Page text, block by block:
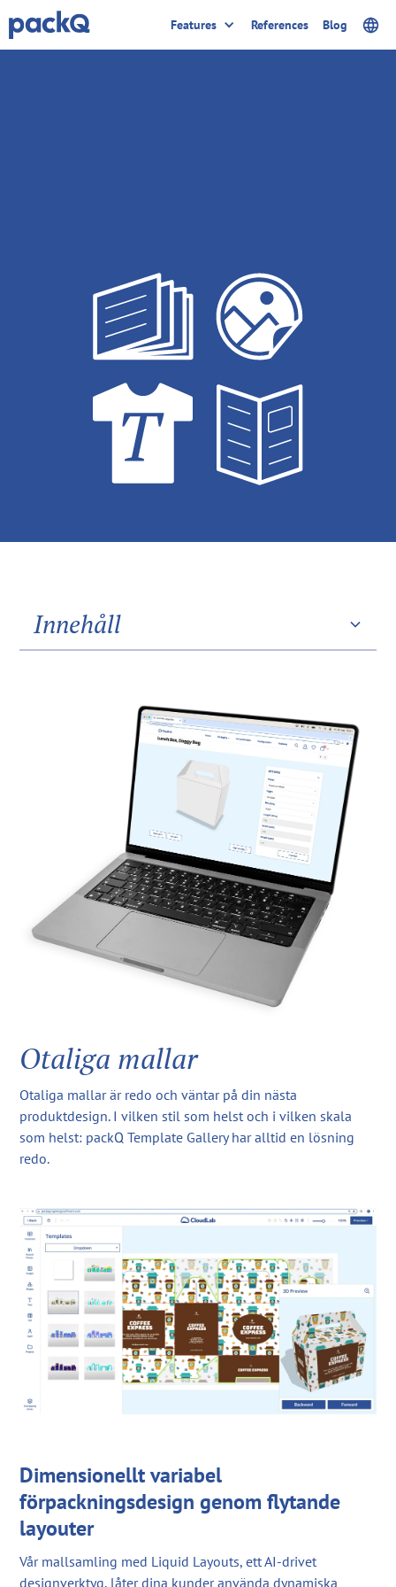
Features References Blog
Innehåll
Otaliga mallar
Otaliga mallar är redo och väntar på din nästa
produktdesign. I vilken stil som helst och i vilken skala
som helst: packQ Template Gallery har alltid en lösning
redo.
Dimensionellt variabel
förpackningsdesign genom flytande
layouter
Vår mallsamling med Liquid Layouts, ett AI-drivet
designverktyg, låter dina kunder använda dynamiska